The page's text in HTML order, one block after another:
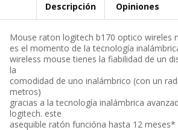
Descripción Opiniones
Mouse raton logitech b170 optico wireles
es el momento de la tecnología
wireless mouse tienes la fiabilidad de un
la
comodidad de uno inalámbrico (con un
metros)
gracias a la tecnología inalámbrica
logitech. este
asequible ratón funcióna hasta 12 meses*